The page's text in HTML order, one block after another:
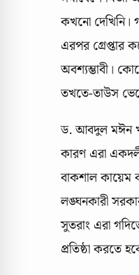
কখনো দেখিনি।
এরপর গ্রেপ্তার
অবশ্যম্ভাবী।
তখতে-তাউস
ড. আবদুল মঈন
কারণ এরা
বাকশাল কায়েম
লঙ্ঘনকারী
সুতরাং এরা
প্রতিষ্ঠা করতে